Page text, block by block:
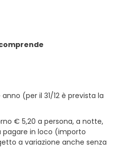
(per il 31/12 è prevista la
€ 5,20 a persona, a notte,
pagare in loco (importo
a variazione anche senza